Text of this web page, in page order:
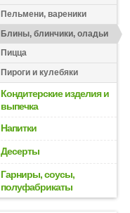
Пельмени, вареники
Блины, блинчики, оладьи
Пицца
Пироги и кулебяки
Кондитерские изделия и
выпечка
Напитки
Десерты
Гарниры, соусы,
полуфабрикаты